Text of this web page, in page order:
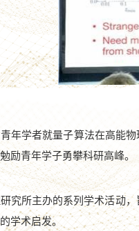
年学者就量子算法在高能物
励青年学子勇攀科研高峰。
究所主办的系列学术活动
学术启发。